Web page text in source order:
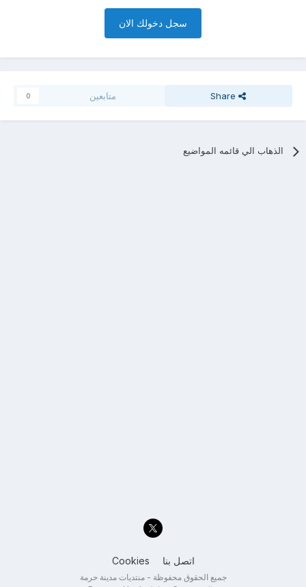
سجل دخولك الان
Share متابعين 0
الذهاب الي قائمه المواضيع
اتصل بنا Cookies
جميع الحقوق محفوظة - منتديات مدينة حرمة